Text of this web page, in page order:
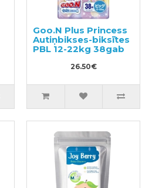
Goo.N Plus Princess
Autiņbikses-biksītes
PBL 12-22kg 38gab
26.50€